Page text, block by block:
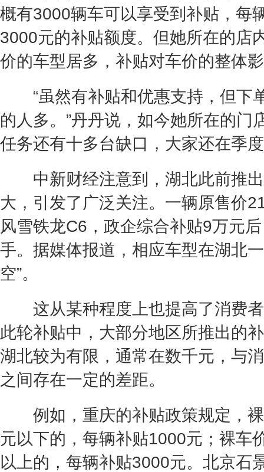
概有3000辆车可以享受到补贴，每
3000元的补贴额度。但她所在的店
价的车型居多，补贴对车价的整体
“虽然有补贴和优惠支持，但下
的人多。”丹丹说，如今她所在的门
任务还有十多台缺口，大家还在季
中新财经注意到，湖北此前推出
大，引发了广泛关注。一辆原售价
风雪铁龙C6，政企综合补贴9万元后
手。据媒体报道，相应车型在湖北
空”。
这从某种程度上也提高了消费者
此轮补贴中，大部分地区所推出的
湖北较为有限，通常在数千元，与
之间存在一定的差距。
例如，重庆的补贴政策规定，裸
元以下的，每辆补贴1000元；裸车
以上的，每辆补贴3000元。北京石